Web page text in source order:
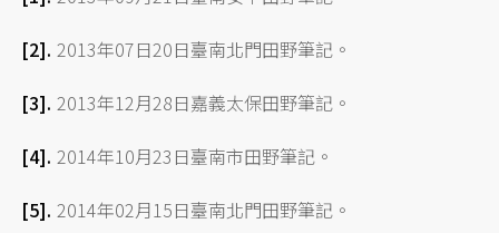
2013年07日20日臺南北門田野筆記。
2013年12月28日嘉義太保田野筆記。
2014年10月23日臺南市田野筆記。
2014年02月15日臺南北門田野筆記。